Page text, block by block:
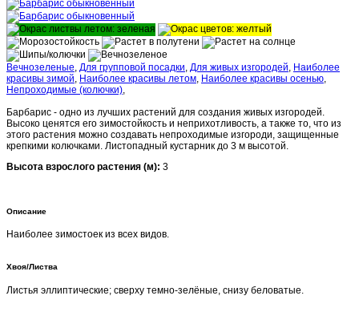
Вечнозеленые, Для групповой посадки, Для живых изгородей, Наиболее
красивы зимой, Наиболее красивы летом, Наиболее красивы осенью,
Непроходимые (колючки),
Барбарис - одно из лучших растений для создания живых изгородей.
Высоко ценятся его зимостойкость и неприхотливость, а также то, что из
этого растения можно создавать непроходимые изгороди, защищенные
крепкими колючками. Листопадный кустарник до 3 м высотой.
Высота взрослого растения (м): 3
Описание
Наиболее зимостоек из всех видов.
Хвоя/Листва
Листья эллиптические; сверху темно-зелёные, снизу беловатые.